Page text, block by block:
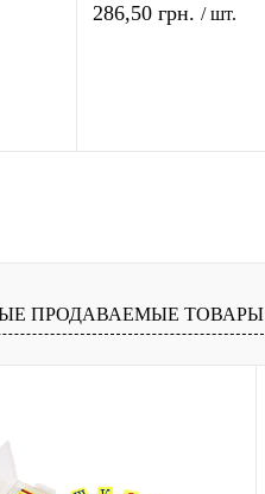
286,50 грн. / шт.
ПРОДАВАЕМЫЕ ТОВАРЫ